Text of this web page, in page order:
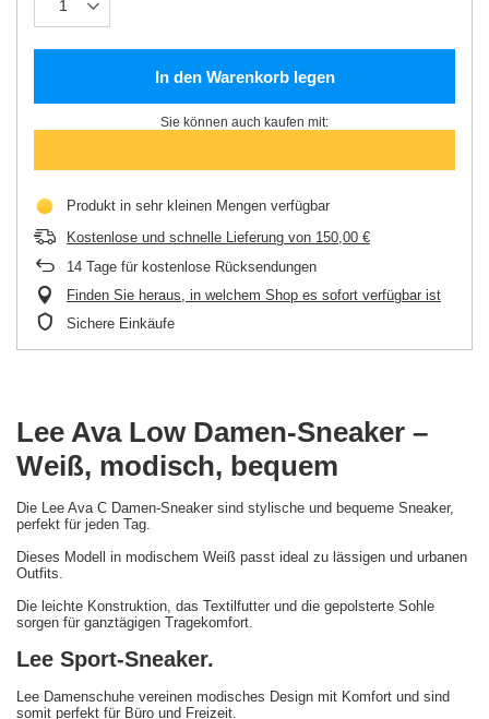
In den Warenkorb legen
Sie können auch kaufen mit:
Produkt in sehr kleinen Mengen verfügbar
Kostenlose und schnelle Lieferung von 150,00 €
14 Tage für kostenlose Rücksendungen
Finden Sie heraus, in welchem Shop es sofort verfügbar ist
Sichere Einkäufe
Lee Ava Low Damen-Sneaker –
Weiß, modisch, bequem
Die Lee Ava C Damen-Sneaker sind stylische und bequeme Sneaker,
perfekt für jeden Tag.
Dieses Modell in modischem Weiß passt ideal zu lässigen und urbanen
Outfits.
Die leichte Konstruktion, das Textilfutter und die gepolsterte Sohle
sorgen für ganztägigen Tragekomfort.
Lee Sport-Sneaker.
Lee Damenschuhe vereinen modisches Design mit Komfort und sind
somit perfekt für Büro und Freizeit.